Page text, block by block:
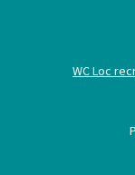
WC Loc